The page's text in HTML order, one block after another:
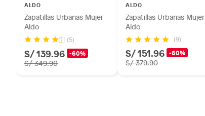
Productos que hayan sido previamente instalados.
Baterías de auto.
Motocicletas y bicicletas motorizadas.
Licores y cigarros electrónicos.
ALDO
Zapatillas Urbanas Mujer
Aldo
(5)
S/ 139.96 -60%
S/ 349.90
ALDO
Zapatillas Urbanas Mujer
Aldo
(9)
S/ 151.96 -60%
S/ 379.90